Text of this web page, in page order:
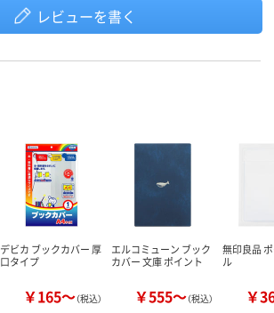
レビューを書く
デビカ ブックカバー 厚
口タイプ
￥165～（税込）
エルコミューン ブック
カバー 文庫 ポイント
￥555～（税込）
無印良品
ル
￥